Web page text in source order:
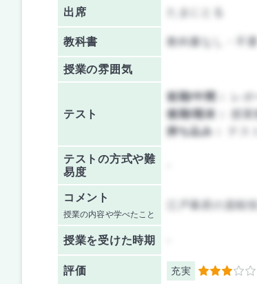
出席
教科書 教科書なし・不要
授業の雰囲気
テスト
前期/中間：
レポ
後期/期末：
授業
持ち込み：
テストの方式や難
易度
コメント
授業の内容や学べたこと
江戸幕府の直轄
授業を受けた時期
評価 充実 3